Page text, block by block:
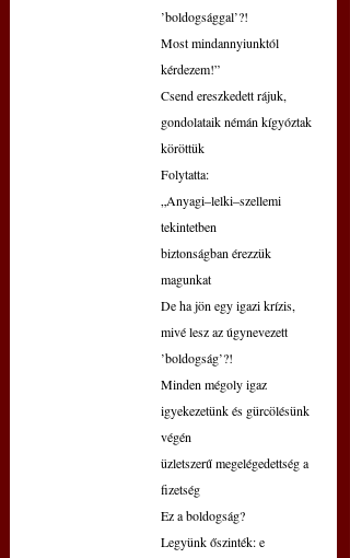
’boldogsággal’?!
Most mindannyiunktól
kérdezem!”
Csend ereszkedett rájuk,
gondolataik némán kígyóztak
köröttük
Folytatta:
„Anyagi‒lelki‒szellemi
tekintetben
biztonságban érezzük
magunkat
De ha jön egy igazi krízis,
mivé lesz az úgynevezett
’boldogság’?!
Minden mégoly igaz
igyekezetünk és gürcölésünk
végén
üzletszerű megelégedettség a
fizetség
Ez a boldogság?
Legyünk őszinték: e